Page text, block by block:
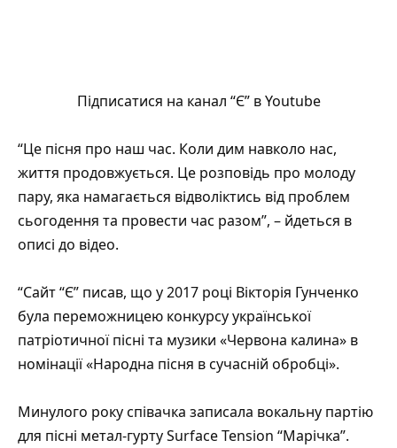
Підписатися на канал “Є” в Youtube
“Це пісня про наш час. Коли дим навколо нас,
життя продовжується. Це розповідь про молоду
пару, яка намагається відволіктись від проблем
сьогодення та провести час разом”, – йдеться в
описі до відео.
“Сайт “Є” писав, що у 2017 році Вікторія Гунченко
була переможницею конкурсу української
патріотичної пісні та музики «Червона калина» в
номінації «Народна пісня в сучасній обробці».
Минулого року співачка записала вокальну партію
для пісні метал-гуртуSurface Tension “Марічка”.